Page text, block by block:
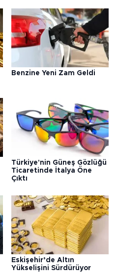
Benzine Yeni Zam Geldi
Türkiye'nin Güneş Gözlüğü
Ticaretinde İtalya Öne
Çıktı
Eskişehir’de Altın
Yükselişini Sürdürüyor